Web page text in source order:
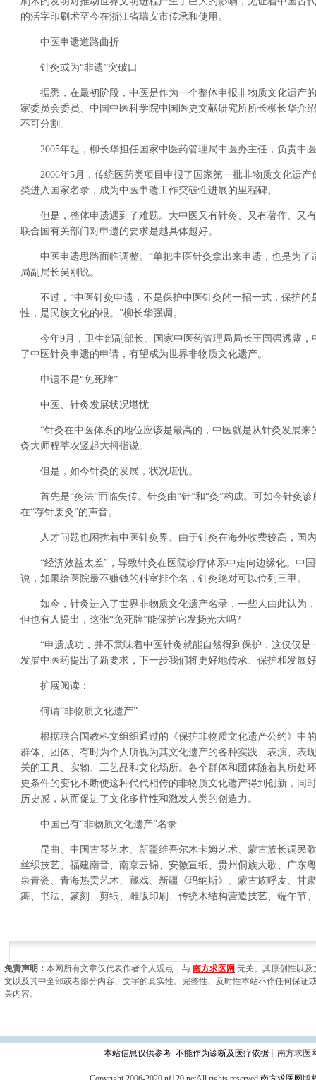
的活字印刷术至今在浙江省瑞安市传承和使用。
中医申遗道路曲折
针灸或为“非遗”突破口
据悉，在最初阶段，中医是作为一个整体申报非物质文化遗产
家委员会委员、中国中医科学院中国医史文献研究所所长柳长华介
不可分割。
2005年起，柳长华担任国家中医药管理局中医办主任，负责中
2006年5月，传统医药类项目申报了国家第一批非物质文化遗产
类进入国家名录，成为中医申遗工作突破性进展的里程碑。
但是，整体申遗遇到了难题。大中医又有针灸、又有著作、又
联合国有关部门对申遗的要求是越具体越好。
中医申遗思路面临调整。“单把中医针灸拿出来申遗，也是为了
局副局长吴刚说。
不过，“中医针灸申遗，不是保护中医针灸的一招一式，保护的
性，是民族文化的根。”柳长华强调。
今年9月，卫生部副部长、国家中医药管理局局长王国强透露，
了中医针灸申遗的申请，有望成为世界非物质文化遗产。
申遗不是“免死牌”
中医、针灸发展状况堪忧
“针灸在中医体系的地位应该是最高的，中医就是从针灸发展来
灸大师程莘农竖起大拇指说。
但是，如今针灸的发展，状况堪忧。
首先是“灸法”面临失传。针灸由“针”和“灸”构成。可如今针灸诊
在“存针废灸”的声音。
人才问题也困扰着中医针灸界。由于针灸在海外收费较高，国
“经济效益太差”，导致针灸在医院诊疗体系中走向边缘化。中
说，如果给医院最不赚钱的科室排个名，针灸绝对可以位列三甲。
如今，针灸进入了世界非物质文化遗产名录，一些人由此认为，
但也有人提出，这张“免死牌”能保护它发扬光大吗?
“申遗成功，并不意味着中医针灸就能自然得到保护，这仅仅是
发展中医药提出了新要求，下一步我们将更好地传承、保护和发展
扩展阅读：
何谓“非物质文化遗产”
根据联合国教科文组织通过的《保护非物质文化遗产公约》中的
群体、团体、有时为个人所视为其文化遗产的各种实践、表演、表
关的工具、实物、工艺品和文化场所。各个群体和团体随着其所处
史条件的变化不断使这种代代相传的非物质文化遗产得到创新，同
历史感，从而促进了文化多样性和激发人类的创造力。
中国已有“非物质文化遗产”名录
昆曲、中国古琴艺术、新疆维吾尔木卡姆艺术、蒙古族长调民
丝织技艺、福建南音、南京云锦、安徽宣纸、贵州侗族大歌、广东
泉青瓷、青海热贡艺术、藏戏、新疆《玛纳斯》、蒙古族呼麦、甘
舞、书法、篆刻、剪纸、雕版印刷、传统木结构营造技艺、端午节
免责声明： 本网所有文章仅代表作者个人观点，与 南方求医网 无关。其原创性以
文以及其中全部或者部分内容、文字的真实性、完整性、及时性本站不作任何保证
关内容。
本站信息仅供参考_不能作为诊断及医疗依据┊南方求医